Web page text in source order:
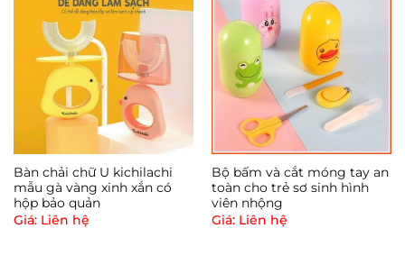
sát của người lớn
– Cất giữ và bảo quản dụng cụ cắt móng cho bé cẩn
thận khi không sử dụng
– Để xa tầm tay của trẻ nhỏ để tránh gây tổn
thương cho bé
Bàn chải chữ U kichilachi
mẫu gà vàng xinh xắn có
hộp bảo quản
Giá: Liên hệ
Bộ bấm và cắt móng tay an
toàn cho trẻ sơ sinh hình
viên nhộng
Giá: Liên hệ